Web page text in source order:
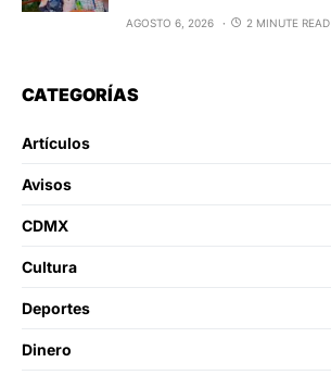
AGOSTO 6, 2026 2 MINUTE READ
CATEGORÍAS
Artículos
Avisos
CDMX
Cultura
Deportes
Dinero